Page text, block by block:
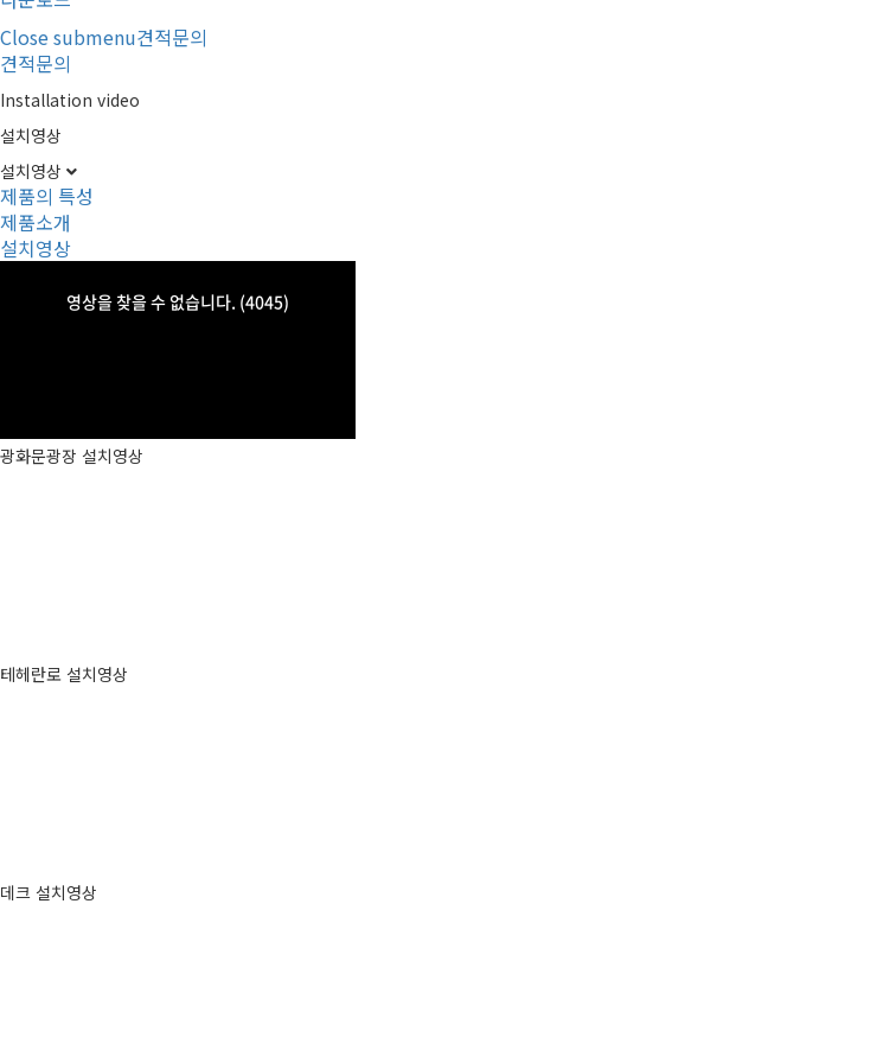
Close submenu견적문의
견적문의
Installation video
설치영상
설치영상
제품의 특성
제품소개
설치영상
광화문광장 설치영상
테헤란로 설치영상
데크 설치영상